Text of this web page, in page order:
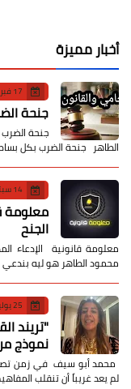
أخبار مميزة
17 فبراير 2023
جنحة
جنحة
الطاهر جنحة الضرب بكل
14 سبتمبر 2022
معلومة
الجنح
معلومة قانونية الإدعاء
محمود الطاهر هو ليه
25 يوليو 2026
​"تريند
نموذج
محمد أبو سيف ​في زمن
لم يعد غريباً أن تنقلب